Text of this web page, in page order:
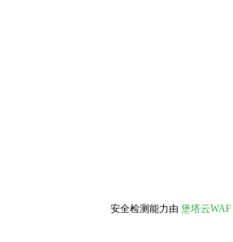
安全检测能力由 堡塔云WAF